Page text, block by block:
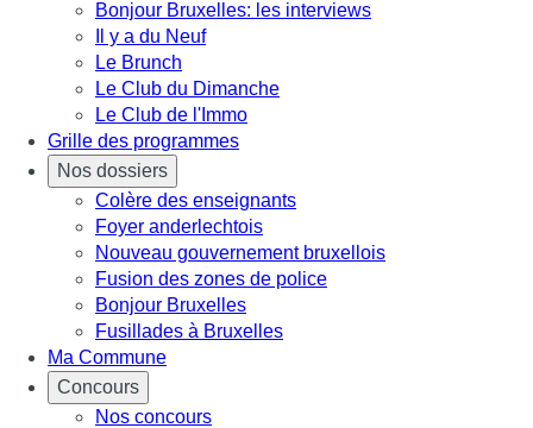
Bonjour Bruxelles: les interviews
Il y a du Neuf
Le Brunch
Le Club du Dimanche
Le Club de l'Immo
Grille des programmes
Nos dossiers
Colère des enseignants
Foyer anderlechtois
Nouveau gouvernement bruxellois
Fusion des zones de police
Bonjour Bruxelles
Fusillades à Bruxelles
Ma Commune
Concours
Nos concours